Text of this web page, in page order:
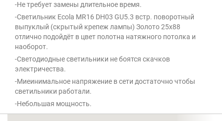
-Не требует замены длительное время.
-Светильник Ecola MR16 DH03 GU5.3 встр. поворотный
выпуклый (скрытый крепеж лампы) Золото 25x88
отлично подойдёт в цвет полотна натяжного потолка и
наоборот.
-Светодиодные светильники не боятся скачков
электричества.
-Миеинимальное напряжение в сети достаточно чтобы
светильники работали.
-Небольшая мощность.